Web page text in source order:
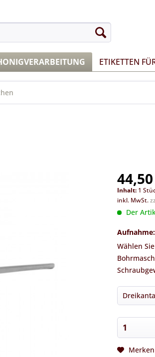
ETIKETTEN
Inhalt: 1
inkl. MwSt.
Der
Aufnahme:
Wählen
Merken